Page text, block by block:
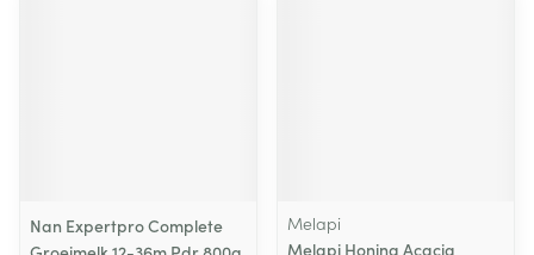
Nan Expertpro Complete
Melapi
Melapi Honing Acacia